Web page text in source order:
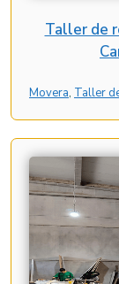
Taller de
Movera, Taller